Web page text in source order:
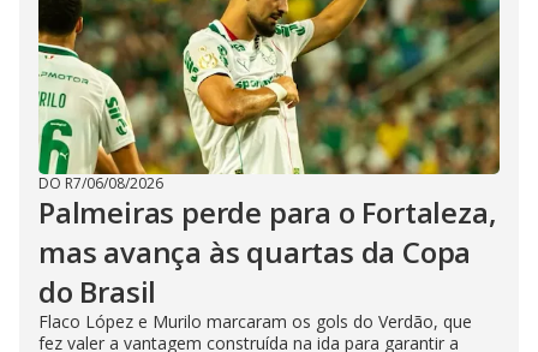
DO R7/06/08/2026
Palmeiras perde para o Fortaleza,
mas avança às quartas da Copa
do Brasil
Flaco López e Murilo marcaram os gols do Verdão, que
fez valer a vantagem construída na ida para garantir a